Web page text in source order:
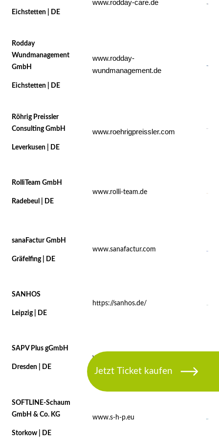
Eichstetten | DE
www.rodday-care.de
Rodday
Wundmanagement
GmbH
Eichstetten | DE
www.rodday-
wundmanagement.de
Röhrig Preissler
Consulting GmbH
Leverkusen | DE
www.roehrigpreissler.com
RolliTeam GmbH
Radebeul | DE
www.rolli-team.de
sanaFactur GmbH
Gräfelfing | DE
www.sanafactur.com
SANHOS
Leipzig | DE
https://sanhos.de/
SAPV Plus gGmbH
Dresden | DE
www.sapv-plus.de
SOFTLINE-Schaum
GmbH & Co. KG
Storkow | DE
www.s-h-p.eu